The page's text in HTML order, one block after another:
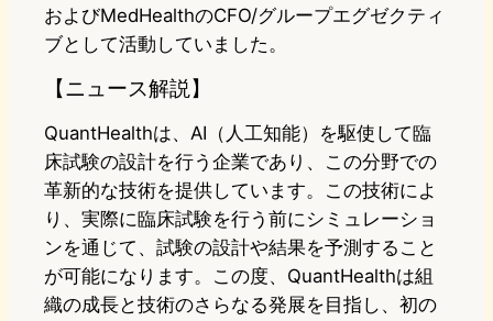
およびMedHealthのCFO/グループエグゼクティ
ブとして活動していました。
【ニュース解説】
QuantHealthは、AI（人工知能）を駆使して臨
床試験の設計を行う企業であり、この分野での
革新的な技術を提供しています。この技術によ
り、実際に臨床試験を行う前にシミュレーショ
ンを通じて、試験の設計や結果を予測すること
が可能になります。この度、QuantHealthは組
織の成長と技術のさらなる発展を目指し、初の